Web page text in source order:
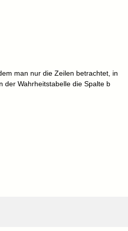
man nur die Zeilen betrachtet, in
der Wahrheitstabelle die Spalte b